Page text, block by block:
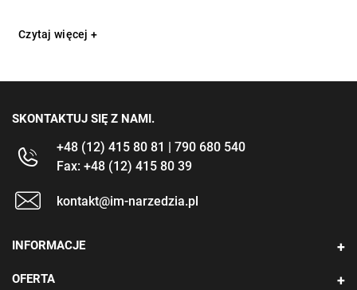
Czytaj więcej +
SKONTAKTUJ SIĘ Z NAMI.
+48 (12) 415 80 81 | 790 680 540
Fax: +48 (12) 415 80 39
kontakt@im-narzedzia.pl
INFORMACJE
OFERTA